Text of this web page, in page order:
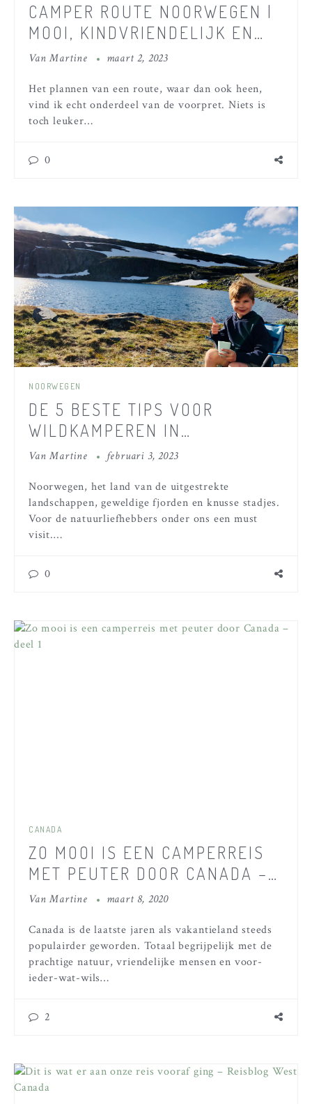
CAMPER ROUTE NOORWEGEN |
MOOI, KINDVRIENDELIJK EN
AFWISSELEND – 2 TOT 3
VanMartine maart 2, 2023
Het plannen van een route, waar dan ook heen,
vind ik echt onderdeel van de voorpret. Niets is
toch leuker…
0
NOORWEGEN
DE 5 BESTE TIPS VOOR
WILDKAMPEREN IN
NOORWEGEN MET KINDEREN
VanMartine februari 3, 2023
Noorwegen, het land van de uitgestrekte
landschappen, geweldige fjorden en knusse stadjes.
Voor de natuurliefhebbers onder ons een must
visit.…
0
CANADA
ZO MOOI IS EEN CAMPERREIS
MET PEUTER DOOR CANADA –
DEEL 1
VanMartine maart 8, 2020
Canada is de laatste jaren als vakantieland steeds
populairder geworden. Totaal begrijpelijk met de
prachtige natuur, vriendelijke mensen en voor-
ieder-wat-wils…
2